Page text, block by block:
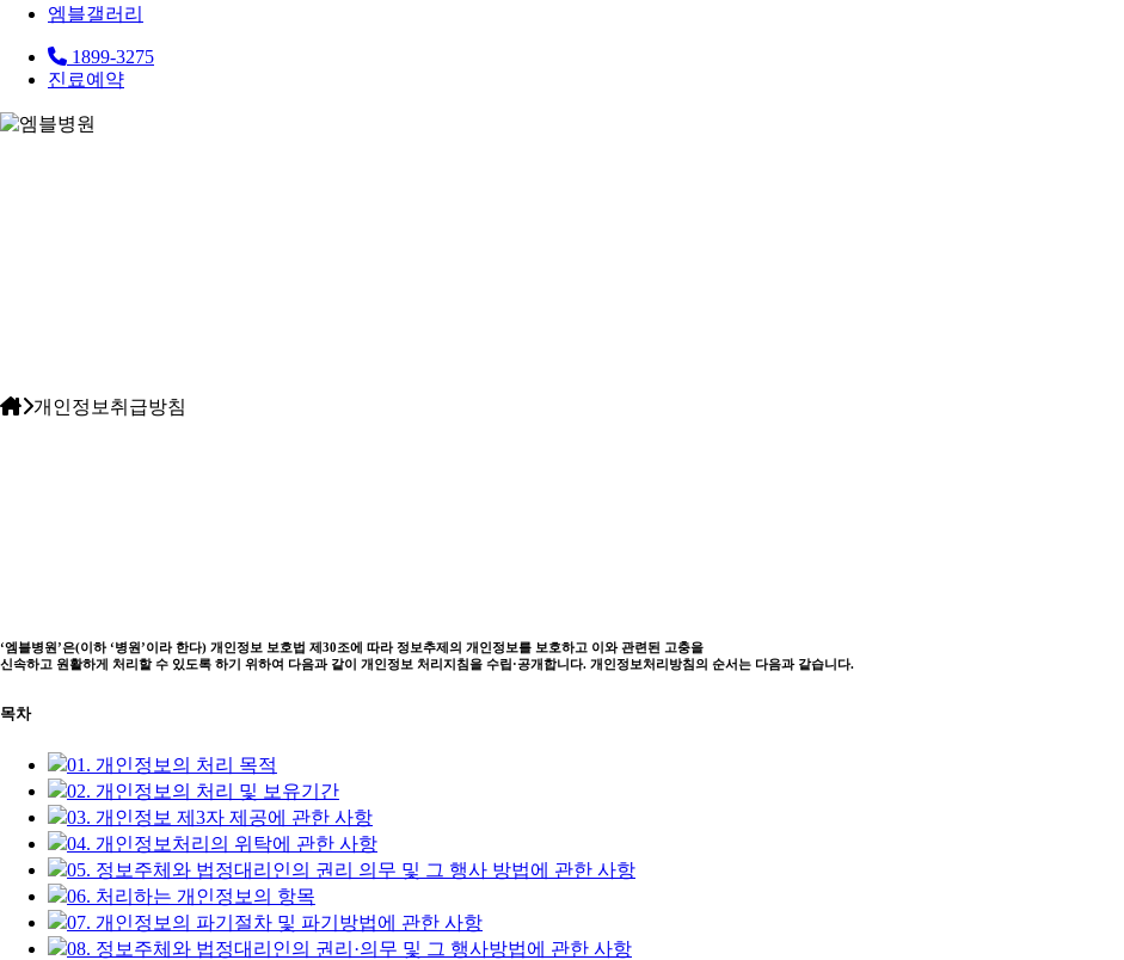
엠블갤러리
1899-3275
진료예약
개인정보취급방침
‘엠블병원’은(이하 ‘병원’이라 한다) 개인정보 보호법 제30조에 따라 정보추제의 개인정보를 보호하고 이와 관련된 고충을
신속하고 원활하게 처리할 수 있도록 하기 위하여 다음과 같이 개인정보 처리지침을 수립·공개합니다. 개인정보처리방침의 순서는 다음과 같습니다.
목차
01. 개인정보의 처리 목적
02. 개인정보의 처리 및 보유기간
03. 개인정보 제3자 제공에 관한 사항
04. 개인정보처리의 위탁에 관한 사항
05. 정보주체와 법정대리인의 권리 의무 및 그 행사 방법에 관한 사항
06. 처리하는 개인정보의 항목
07. 개인정보의 파기절차 및 파기방법에 관한 사항
08. 정보주체와 법정대리인의 권리·의무 및 그 행사방법에 관한 사항